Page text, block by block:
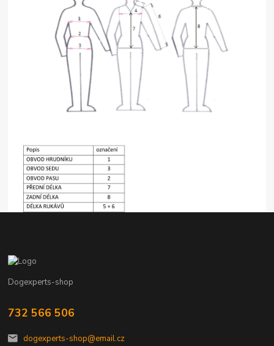
Dogexperts-shop
732 566 506
dogexperts-shop@email.cz